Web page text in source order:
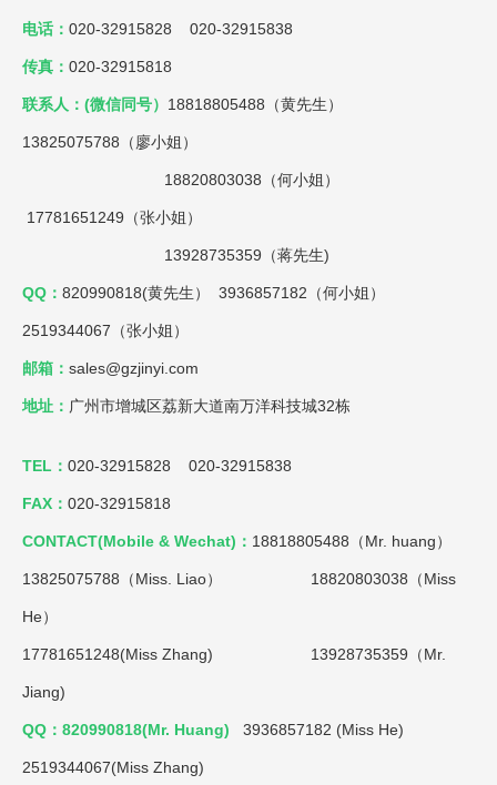
电话： 020-32915828 020-32915838
传真： 020-32915818
联系人：(微信同号） 18818805488（黄先生）
13825075788（廖小姐）
18820803038（何小姐）
17781651249（张小姐）
13928735359（蒋先生)
QQ： 820990818(黄先生） 3936857182（何小姐）
2519344067（张小姐）
邮箱： sales@gzjinyi.com
地址： 广州市增城区荔新大道南万洋科技城32栋
TEL： 020-32915828 020-32915838
FAX： 020-32915818
CONTACT(Mobile & Wechat)： 18818805488（Mr. huang）
13825075788（Miss. Liao） 18820803038（Miss
He）
17781651248(Miss Zhang) 13928735359（Mr.
Jiang)
QQ：820990818(Mr. Huang) 3936857182 (Miss He)
2519344067(Miss Zhang)